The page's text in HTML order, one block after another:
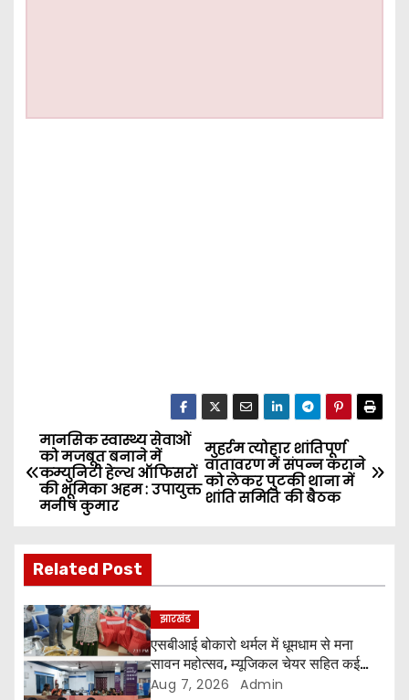
P
o
t
n
a
v
मुहर्रम त्योहार शांतिपूर्ण
वातावरण में संपन्न कराने
को लेकर पुटकी थाना में
शांति समिति की बैठक
मानसिक स्वास्थ्य सेवाओं
को मजबूत बनाने में
कम्युनिटी हेल्थ ऑफिसरों
की भूमिका अहम : उपायुक्त
मनीष कुमार
Related Post
झारखंड
एसबीआई बोकारो थर्मल में धूमधाम से मना
सावन महोत्सव, म्यूजिकल चेयर सहित कई
प्रतियोगिताओं में महिलाओं ने दिखाया उत्साह
Aug 7, 2026 Admin